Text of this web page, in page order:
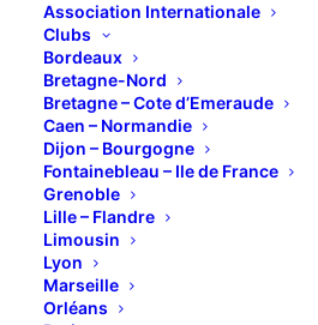
Association Internationale
Clubs
Bordeaux
Bretagne-Nord
Bretagne – Cote d’Emeraude
Caen – Normandie
Dijon – Bourgogne
Fontainebleau – Ile de France
Grenoble
Lille – Flandre
Limousin
Lyon
Marseille
Orléans